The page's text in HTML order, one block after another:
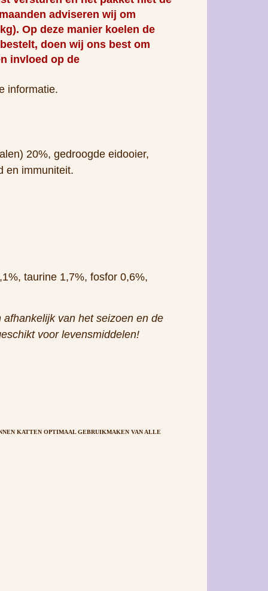
informatie.
20%, gedroogde eidooier,
immuniteit.
taurine 1,7%, fosfor 0,6%,
voor levensmiddelen!
voldoende vers water in een schone